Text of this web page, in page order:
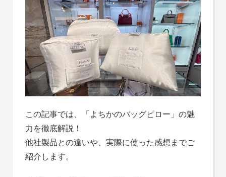
この記事では、「よちかのバッグピロー」の魅
力を徹底解説！
他社製品との違いや、実際に使った感想までご
紹介します。